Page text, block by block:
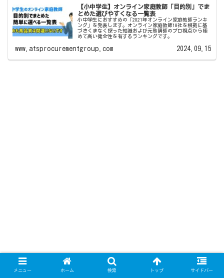
【小中学生】オンライン家庭教師「目的別」でま
とめた選びやすくなる一覧表
小中学生におすすめの「2021年オンライン家庭教師ランキ
ング」を発表します。オンライン家庭教師18社を根拠に基
づきくまなく探った知識および元塾講師のプロ視点から極
めて高い健全性を有するランキングです。
www.atsprocurementgroup.com 2024.09.15
メニュー ホーム 検索 トップ サイドバー